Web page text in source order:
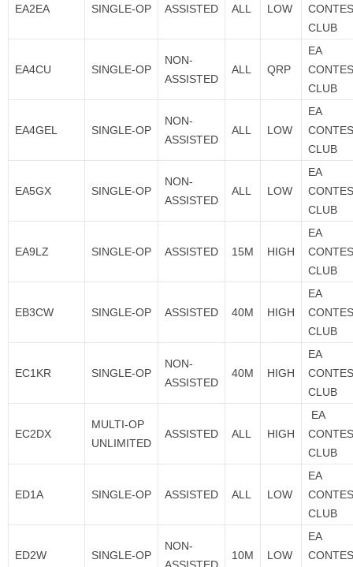
EA2EA SINGLE-OP ASSISTED ALL LOW
CLUB
EA4CU SINGLE-OP
NON-
ASSISTED
ALL QRP
EA
CLUB
EA4GEL SINGLE-OP
NON-
ASSISTED
ALL LOW
EA
CLUB
EA5GX SINGLE-OP
NON-
ASSISTED
ALL LOW
EA
CLUB
EA9LZ SINGLE-OP ASSISTED 15M HIGH
EA
CLUB
EB3CW SINGLE-OP ASSISTED 40M HIGH
EA
CLUB
EC1KR SINGLE-OP
NON-
ASSISTED
40M HIGH
EA
CLUB
EC2DX
MULTI-OP
UNLIMITED
ASSISTED ALL HIGH
EA
CLUB
ED1A SINGLE-OP ASSISTED ALL LOW
EA
CLUB
ED2W SINGLE-OP
NON-
10M LOW
EA